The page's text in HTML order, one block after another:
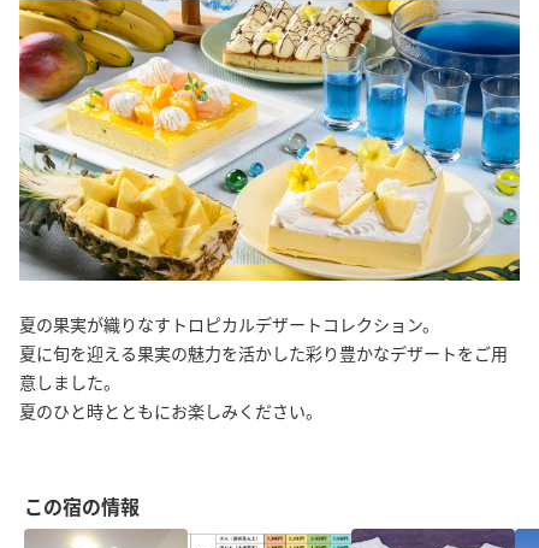
夏の果実が織りなすトロピカルデザートコレクション。
夏に旬を迎える果実の魅力を活かした彩り豊かなデザートをご用
意しました。
夏のひと時とともにお楽しみください。
この宿の情報